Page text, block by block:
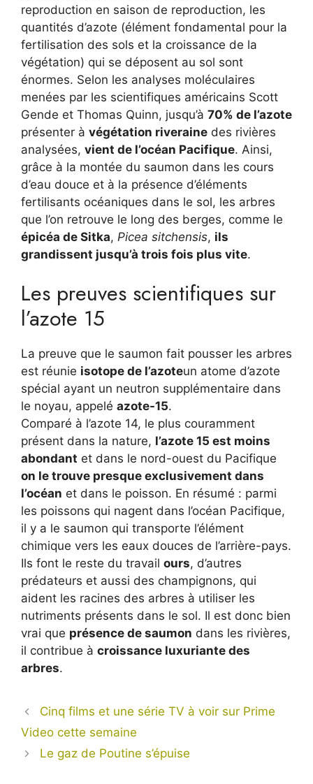
reproduction en saison de reproduction, les
quantités d’azote (élément fondamental pour la
fertilisation des sols et la croissance de la
végétation) qui se déposent au sol sont
énormes. Selon les analyses moléculaires
menées par les scientifiques américains Scott
Gende et Thomas Quinn, jusqu’à 70% de l’azote
présenter à végétation riveraine des rivières
analysées, vient de l’océan Pacifique. Ainsi,
grâce à la montée du saumon dans les cours
d’eau douce et à la présence d’éléments
fertilisants océaniques dans le sol, les arbres
que l’on retrouve le long des berges, comme le
épicéa de Sitka, Picea sitchensis, ils
grandissent jusqu’à trois fois plus vite.
Les preuves scientifiques sur
l’azote 15
La preuve que le saumon fait pousser les arbres
est réunie isotope de l’azoteun atome d’azote
spécial ayant un neutron supplémentaire dans
le noyau, appelé azote-15.
Comparé à l’azote 14, le plus couramment
présent dans la nature, l’azote 15 est moins
abondant et dans le nord-ouest du Pacifique
on le trouve presque exclusivement dans
l’océan et dans le poisson. En résumé : parmi
les poissons qui nagent dans l’océan Pacifique,
il y a le saumon qui transporte l’élément
chimique vers les eaux douces de l’arrière-pays.
Ils font le reste du travail ours, d’autres
prédateurs et aussi des champignons, qui
aident les racines des arbres à utiliser les
nutriments présents dans le sol. Il est donc bien
vrai que présence de saumon dans les rivières,
il contribue à croissance luxuriante des
arbres.
Cinq films et une série TV à voir sur Prime
Video cette semaine
Le gaz de Poutine s’épuise